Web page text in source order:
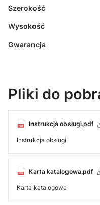
Szerokość
Wysokość
Gwarancja
Pliki do
Instrukcja obsługi.pdf
Instrukcja obsługi
Karta katalogowa.pdf
Karta katalogowa